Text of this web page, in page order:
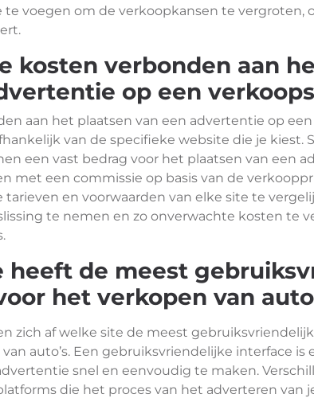
te voegen om de verkoopkansen te vergroten,
kosten verbonden aan
op een
aan het plaatsen van een advertentie op
van de specifieke website die je kiest.
een vast bedrag voor het plaatsen van een
met een commissie op basis van de
tarieven en voorwaarden van elke site te
te nemen en zo onverwachte kosten te
heeft de meest
het verkopen van
zich af welke site de meest
auto’s. Een gebruiksvriendelijke interface is
snel en eenvoudig te maken.
die het proces van het adverteren van